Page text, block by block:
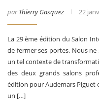
parThierry Gasquez 22
La 29 ème édition du Salon
de fermer ses portes. Nous
un tel contexte de
des deux grands salons
édition pour Audemars Piguet
un […]